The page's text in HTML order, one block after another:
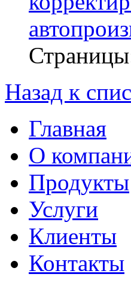
Назад к
Главная
О
Продукты
Услуги
Клиенты
Контакты